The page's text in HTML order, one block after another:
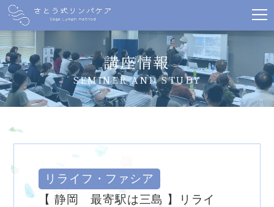
講座情報
SEMINER AND STUDY
リライフ・ファシア
【 静岡 最寄駅は三島 】リライ